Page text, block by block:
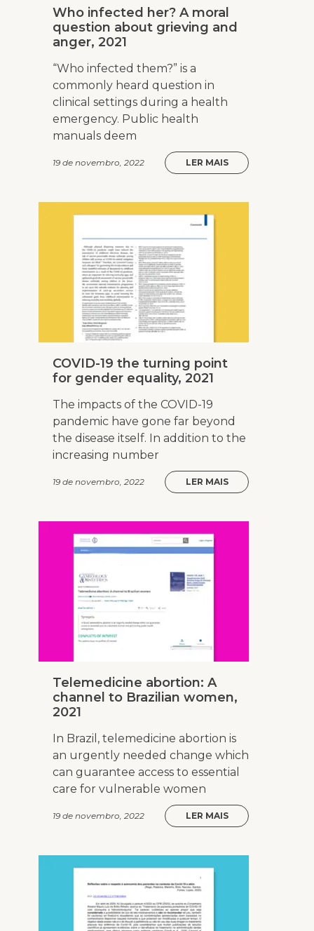
Who infected her? A moral
question about grieving and
anger, 2021
“Who infected them?” is a
commonly heard question in
clinical settings during a health
emergency. Public health
manuals deem
19 de novembro, 2022 LER MAIS
COVID-19 the turning point
for gender equality, 2021
The impacts of the COVID-19
pandemic have gone far beyond
the disease itself. In addition to the
increasing number
19 de novembro, 2022 LER MAIS
Telemedicine abortion: A
channel to Brazilian women,
2021
In Brazil, telemedicine abortion is
an urgently needed change which
can guarantee access to essential
care for vulnerable women
19 de novembro, 2022 LER MAIS